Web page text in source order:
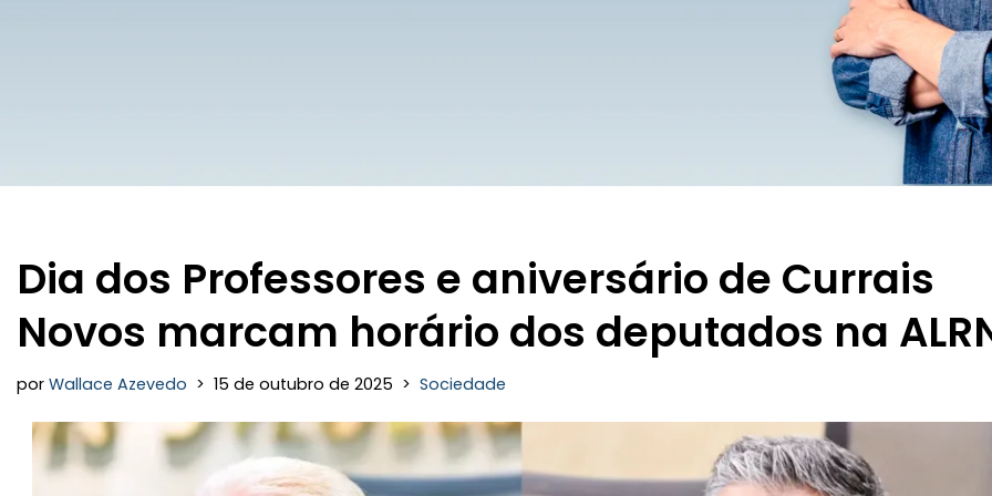
Dia dos Professores e aniversário de Currais
Novos marcam horário dos deputados na
por Wallace Azevedo 15 de outubro de 2025 Sociedade